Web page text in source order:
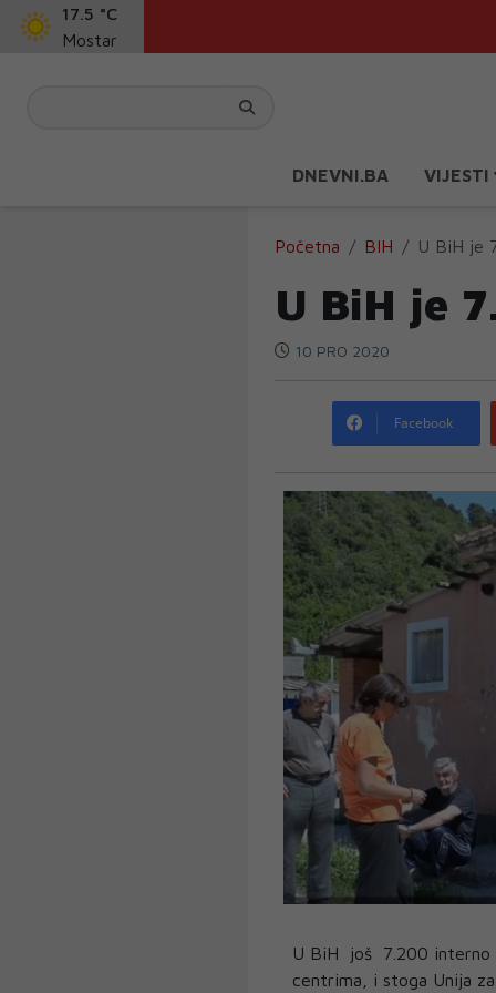
17.5 °C
Mostar
DNEVNI.BA VIJESTI
Početna BIH U BiH je
U BiH je
10 PRO 2020
Facebook
U BiH još 7.200 interno
centrima, i stoga Unija